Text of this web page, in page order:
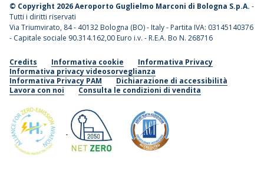
© Copyright 2026 Aeroporto Guglielmo Marconi di Bologna S.p.A. -
Tutti i diritti riservati
Via Triumvirato, 84 - 40132 Bologna (BO) - Italy - Partita IVA: 03145140376
- Capitale sociale 90.314.162,00 Euro i.v. - R.E.A. Bo N. 268716
Credits Informativa cookie
Informativa Privacy
Informativa privacy videosorveglianza
Informativa Privacy PAM
Dichiarazione di accessibilità
Lavora con noi
Consulta le condizioni di vendita